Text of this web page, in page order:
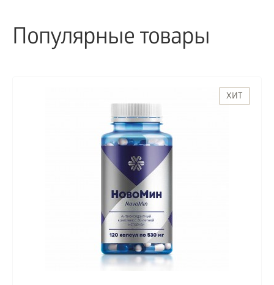
Популярные товары
ХИТ